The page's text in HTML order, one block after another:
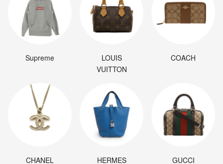
Supreme
LOUIS
VUITTON
COACH
CHANEL HERMES GUCCI